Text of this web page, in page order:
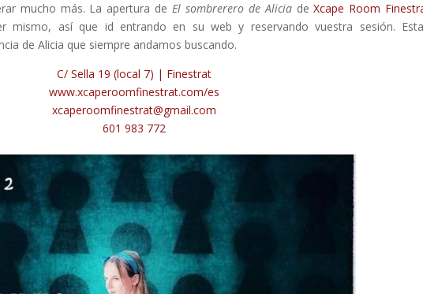
mucho más. La apertura deEl sombrerero de AliciadeXcape Room
mismo, así que id entrando en su web y reservando vuestra sesión.
de Alicia que siempre andamos buscando.
C/ Sella 19 (local 7) | Finestrat
www.xcaperoomfinestrat.com/es
xcaperoomfinestrat@gmail.com
601 983 772